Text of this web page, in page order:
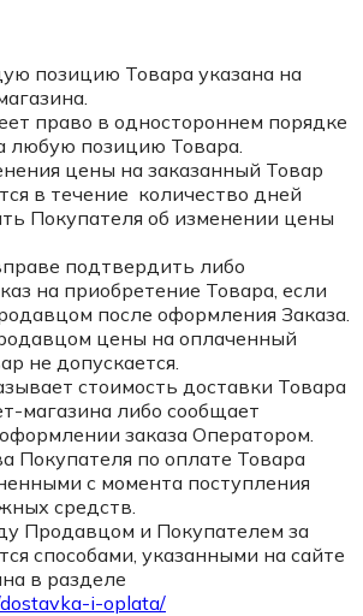
позицию Товара указана на
право в одностороннем порядке
любую позицию Товара.
цены на заказанный Товар
в течение количество дней
Покупателя об изменении цены
подтвердить либо
на приобретение Товара, если
после оформления Заказа.
цены на оплаченный
не допускается.
стоимость доставки Товара
магазина либо сообщает
заказа Оператором.
Покупателя по оплате Товара
с момента поступления
средств.
Продавцом и Покупателем за
способами, указанными на сайте
в разделе
i-oplata/